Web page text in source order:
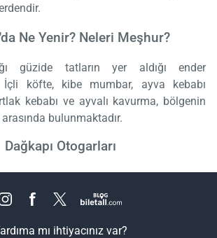
Ne Yenir? Neleri Meşhur?
güzide tatların yer aldığı ender
İçli köfte, kibe mumbar, ayva kebabı
kebabı ve ayvalı kavurma, bölgenin
bulunmaktadır.
Dağkapı Otogarları
mı ihtiyacınız var?